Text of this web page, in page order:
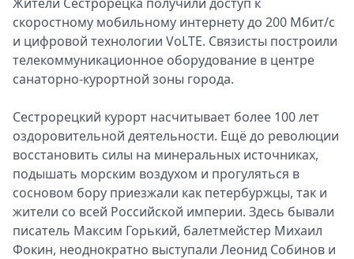
скоростному мобильному интернету до 200 Мбит/с
и цифровой технологии VoLTE. Связисты построили
телекоммуникационное оборудование в центре
санаторно-курортной зоны города.
Сестрорецкий курорт насчитывает более 100 лет
оздоровительной деятельности. Ещё до революции
восстановить силы на минеральных источниках,
подышать морским воздухом и прогуляться в
сосновом бору приезжали как петербуржцы, так и
жители со всей Российской империи. Здесь бывали
писатель Максим Горький, балетмейстер Михаил
Фокин, неоднократно выступали Леонид Собинов и